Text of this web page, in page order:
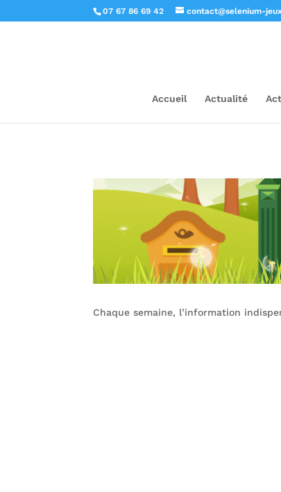
07 67 86 69 42 contact@selenium-
Accueil Actualité
Chaque semaine, l’information